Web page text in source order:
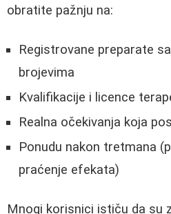
obratite pažnju na:
Registrovane preparate
brojevima
Kvalifikacije i licence
Realna očekivanja koja
Ponudu nakon tretmana
praćenje efekata)
Mnogi korisnici ističu da su